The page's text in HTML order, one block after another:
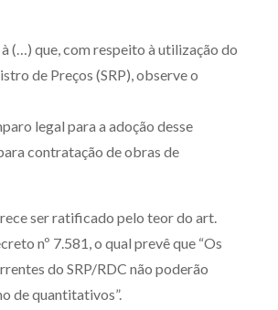
(…) que, com respeito à utilização do
de Preços (SRP), observe o
legal para a adoção desse
contratação de obras de
ser ratificado pelo teor do art.
nº 7.581, o qual prevê que “Os
do SRP/RDC não poderão
de quantitativos”.